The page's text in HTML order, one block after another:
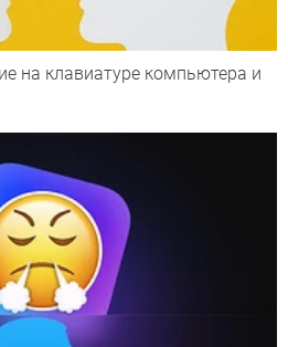
на клавиатуре компьютера и